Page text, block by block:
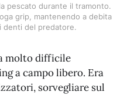
pescato durante il tramonto.
grip, mantenendo a debita
denti del predatore.
molto difficile
a campo libero. Era
sorvegliare sul